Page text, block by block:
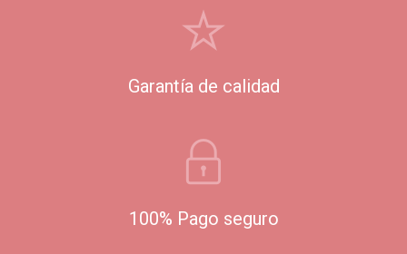
Garantía de calidad
100% Pago seguro